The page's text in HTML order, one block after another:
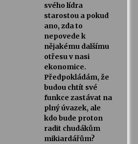
svého lídra
starostou a pokud
ano, zda to
nepovede k
nějakému dalšímu
otřesu v nasi
ekonomice.
Předpokládám, že
budou chtít své
funkce zastávat na
plný úvazek, ale
kdo bude proton
radit chudákům
mikiardářům?